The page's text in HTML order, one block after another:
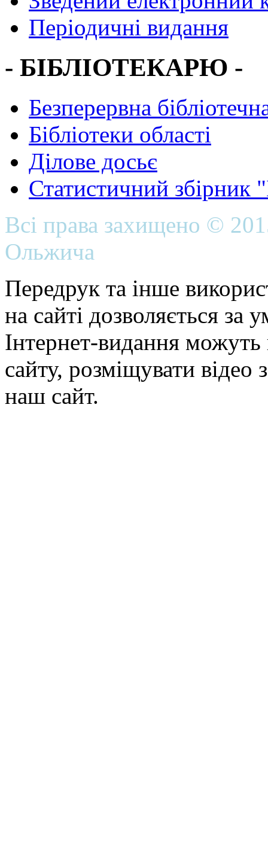
Періодичні видання
- БІБЛІОТЕКАРЮ -
Безперервна
Бібліотеки області
Ділове досьє
Статистичний
Всі права захищено ©
Ольжича
Передрук та інше
на сайті дозволяється
Інтернет-видання можуть
сайту, розміщувати відео
наш сайт.